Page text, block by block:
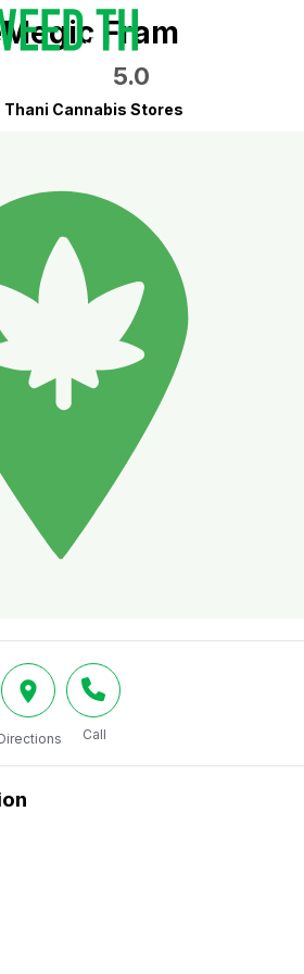
Fram
5.0
Thani Cannabis Stores
Call